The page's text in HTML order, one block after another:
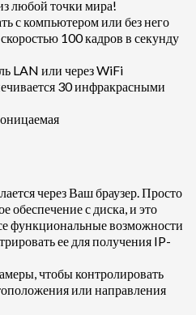
любой точки мира!
с компьютером или без него
100 кадров в секунду
LAN или через WiFi
30 инфракрасными
через Ваш браузер. Просто
обеспечение с диска, и это
функциональные возможности
ее для получения IP-
чтобы контролировать
или направления